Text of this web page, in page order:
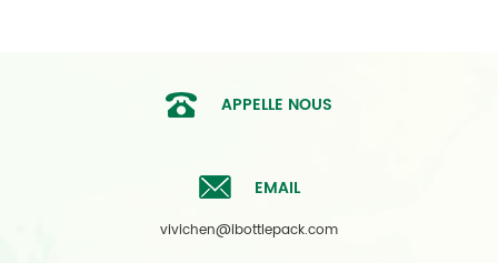
APPELLE NOUS
EMAIL
vivichen@ibottlepack.com